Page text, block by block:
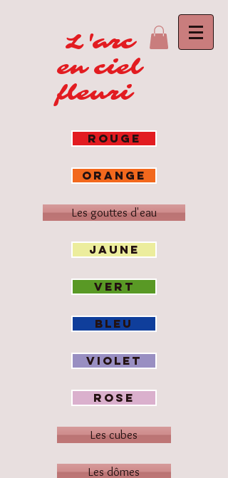
L'arc
en ciel
fleuri
ROUGE
ORANGE
Les gouttes d'eau
JAUNE
VERT
BLEU
VIOLET
ROSE
Les cubes
Les dômes